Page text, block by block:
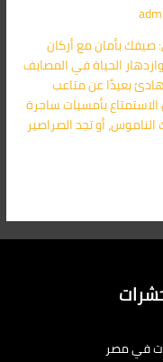
بأمان مع أركان
وازدهار الحياة في المصايف
بعيدًا عن متاعب
بأمسيات ساحرة
أو تجد الصراصير
في مصر